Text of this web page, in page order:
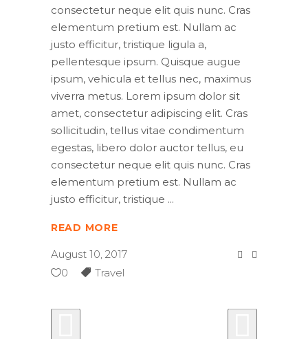
consectetur neque elit quis nunc. Cras
elementum pretium est. Nullam ac
justo efficitur, tristique ligula a,
pellentesque ipsum. Quisque augue
ipsum, vehicula et tellus nec, maximus
viverra metus. Lorem ipsum dolor sit
amet, consectetur adipiscing elit. Cras
sollicitudin, tellus vitae condimentum
egestas, libero dolor auctor tellus, eu
consectetur neque elit quis nunc. Cras
elementum pretium est. Nullam ac
justo efficitur, tristique
READ MORE
August 10, 2017
0
Travel